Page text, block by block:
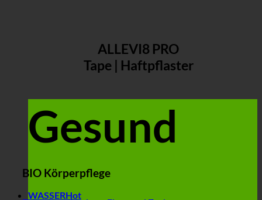
ALLEVI8 PRO
Tape | Haftpflaster
Gesund
BIO Körperpflege
WASSER